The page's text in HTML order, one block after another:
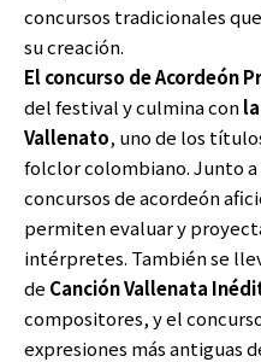
concursos tradicionales
su creación.
El concurso deAcordeón
del festival y culmina con
Vallenato, uno de los
folclor colombiano. Junto
concursos de acordeón
permiten evaluar y
intérpretes. También se
de Canción Vallenata
compositores, y el
expresiones más antiguas